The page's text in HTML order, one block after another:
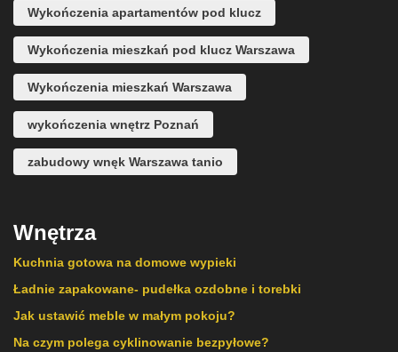
Wykończenia apartamentów pod klucz
Wykończenia mieszkań pod klucz Warszawa
Wykończenia mieszkań Warszawa
wykończenia wnętrz Poznań
zabudowy wnęk Warszawa tanio
Wnętrza
Kuchnia gotowa na domowe wypieki
Ładnie zapakowane- pudełka ozdobne i torebki
Jak ustawić meble w małym pokoju?
Na czym polega cyklinowanie bezpyłowe?